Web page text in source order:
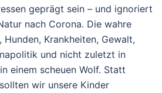
geprägt sein – und ignoriert
nach Corona. Die wahre
Krankheiten, Gewalt,
und nicht zuletzt in
einem scheuen Wolf. Statt
wir unsere Kinder